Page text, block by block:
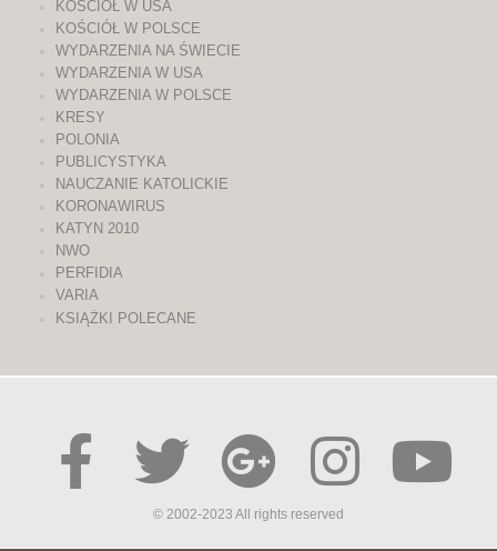
KOŚCIÓŁ W USA
KOŚCIÓŁ W POLSCE
WYDARZENIA NA ŚWIECIE
WYDARZENIA W USA
WYDARZENIA W POLSCE
KRESY
POLONIA
PUBLICYSTYKA
NAUCZANIE KATOLICKIE
KORONAWIRUS
KATYN 2010
NWO
PERFIDIA
VARIA
KSIĄŻKI POLECANE
© 2002-2023 All rights reserved